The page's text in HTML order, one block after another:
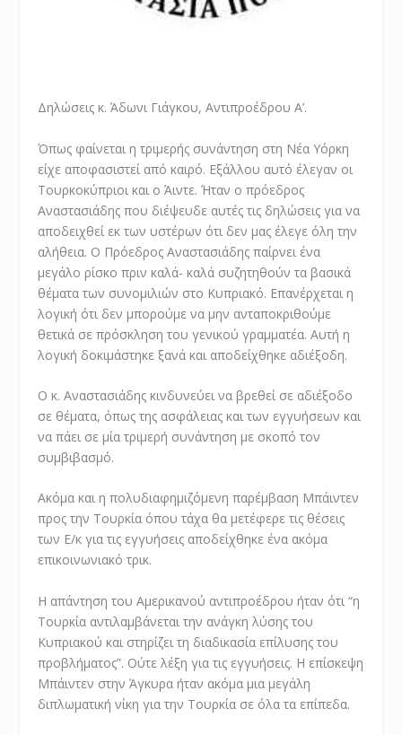
Δηλώσεις κ. Άδωνι Γιάγκου, Αντιπροέδρου Α’.
Όπως φαίνεται η τριμερής συνάντηση στη Νέα Υόρκη
είχε αποφασιστεί από καιρό. Εξάλλου αυτό έλεγαν οι
Τουρκοκύπριοι και ο Άιντε. Ήταν ο πρόεδρος
Αναστασιάδης που διέψευδε αυτές τις δηλώσεις για να
αποδειχθεί εκ των υστέρων ότι δεν μας έλεγε όλη την
αλήθεια. Ο Πρόεδρος Αναστασιάδης παίρνει ένα
μεγάλο ρίσκο πριν καλά- καλά συζητηθούν τα βασικά
θέματα των συνομιλιών στο Κυπριακό. Επανέρχεται η
λογική ότι δεν μπορούμε να μην ανταποκριθούμε
θετικά σε πρόσκληση του γενικού γραμματέα. Αυτή η
λογική δοκιμάστηκε ξανά και αποδείχθηκε αδιέξοδη.
Ο κ. Αναστασιάδης κινδυνεύει να βρεθεί σε αδιέξοδο
σε θέματα, όπως της ασφάλειας και των εγγυήσεων και
να πάει σε μία τριμερή συνάντηση με σκοπό τον
συμβιβασμό.
Ακόμα και η πολυδιαφημιζόμενη παρέμβαση Μπάιντεν
προς την Τουρκία όπου τάχα θα μετέφερε τις θέσεις
των Ε/κ για τις εγγυήσεις αποδείχθηκε ένα ακόμα
επικοινωνιακό τρικ.
Η απάντηση του Αμερικανού αντιπροέδρου ήταν ότι “η
Τουρκία αντιλαμβάνεται την ανάγκη λύσης του
Κυπριακού και στηρίζει τη διαδικασία επίλυσης του
προβλήματος”. Ούτε λέξη για τις εγγυήσεις. Η επίσκεψη
Μπάιντεν στην Άγκυρα ήταν ακόμα μια μεγάλη
διπλωματική νίκη για την Τουρκία σε όλα τα επίπεδα.